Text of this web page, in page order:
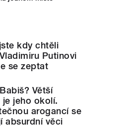
kdy chtěli
Putinovi
se zeptat
Větší
je jeho okolí.
arogancí se
absurdní věci